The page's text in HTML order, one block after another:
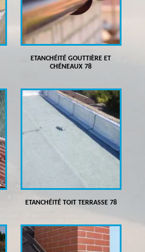
ETANCHÉITÉ GOUTTIÈRE ET
CHÉNEAUX 78
ETANCHÉITÉ TOIT TERRASSE 78